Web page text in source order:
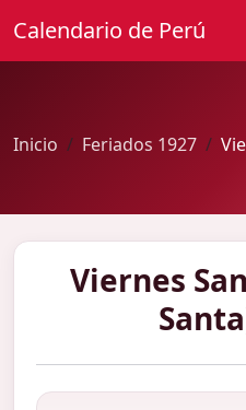
Calendario de Perú
Inicio Feriados 1927
Viernes